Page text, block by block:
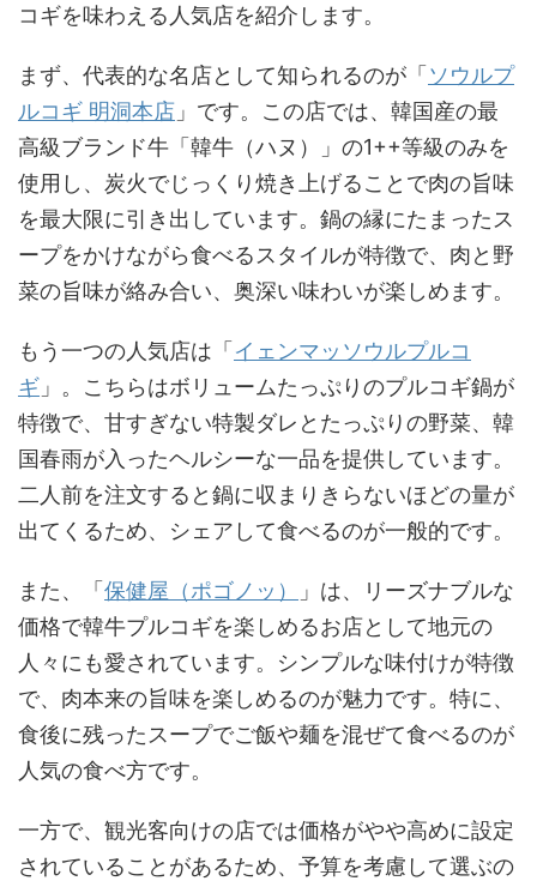
コギを味わえる人気店を紹介します。
まず、代表的な名店として知られるのが「ソウルプ
ルコギ 明洞本店 」です。この店では、韓国産の最
高級ブランド牛「韓牛（ハヌ）」の1++等級のみを
使用し、炭火でじっくり焼き上げることで肉の旨味
を最大限に引き出しています。鍋の縁にたまったス
ープをかけながら食べるスタイルが特徴で、肉と野
菜の旨味が絡み合い、奥深い味わいが楽しめます。
もう一つの人気店は「イェンマッソウルプルコ
ギ 」。こちらはボリュームたっぷりのプルコギ鍋が
特徴で、甘すぎない特製ダレとたっぷりの野菜、韓
国春雨が入ったヘルシーな一品を提供しています。
二人前を注文すると鍋に収まりきらないほどの量が
出てくるため、シェアして食べるのが一般的です。
また、「保健屋（ポゴノッ）
」は、リーズナブルな
価格で韓牛プルコギを楽しめるお店として地元の
人々にも愛されています。シンプルな味付けが特徴
で、肉本来の旨味を楽しめるのが魅力です。特に、
食後に残ったスープでご飯や麺を混ぜて食べるのが
人気の食べ方です。
一方で、観光客向けの店では価格がやや高めに設定
されていることがあるため、予算を考慮して選ぶの